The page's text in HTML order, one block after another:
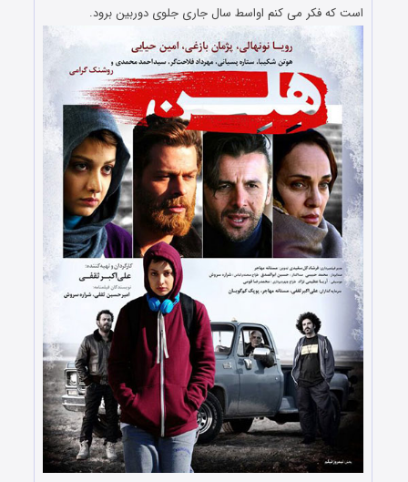
است که فکر می کنم اواسط سال جاری جلوی دوربین برود.